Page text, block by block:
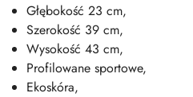
Głębokość 23 cm,
Szerokość 39 cm,
Wysokość 43 cm,
Profilowane sportowe,
Ekoskóra,